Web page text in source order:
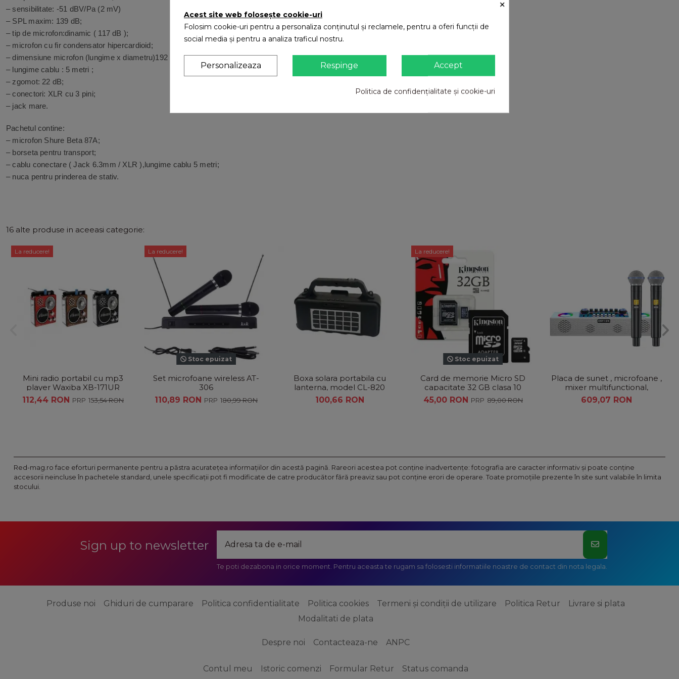
– sensibilitate: -51 dBV/Pa (2 mV)
– SPL maxim: 139 dB;
– tip de microfon:dinamic ( 117 dB );
– microfon cu fir condensator hipercardioid;
– dimensiune microfon (lungime x diametru)192 X 51 mm;
– lungime cablu : 5 metri ;
– zgomot: 22 dB;
– conectori: XLR cu 3 pini;
– jack mare.
Pachetul contine:
– microfon Shure Beta 87A;
– borseta pentru transport;
– cablu conectare ( Jack 6.3mm / XLR ),lungime cablu 5 metri;
– nuca pentru prinderea de stativ.
16 alte produse in aceeasi categorie:
La reducere!
Mini radio portabil cu mp3
player Waxiba XB-171UR
112,44 RON
153,54 RON
La reducere!
Stoc epuizat
Set microfoane wireless AT-
306
110,89 RON
180,99 RON
Boxa solara portabila cu
lanterna, model CL-820
100,66 RON
La reducere!
Stoc epuizat
Card de memorie Micro SD
capacitate 32 GB clasa 10
UHS-I, 80 MBs cu adaptor
45,00 RON 89,00 RON
Placa de sunet , microfoane ,
mixer multifunctional,
bluetooth
609,07 RON
Red-mag.ro face eforturi permanente pentru a păstra acurateţea informaţiilor din acestă pagină. Rareori acestea pot conţine inadvertenţe: fotografia are caracter informativ şi poate conţine
accesorii neincluse în pachetele standard, unele specificaţii pot fi modificate de catre producător fără preaviz sau pot conţine erori de operare. Toate promoţiile prezente în site sunt valabile în limita
stocului.
Sign up to newsletter
Te poti dezabona in orice moment. Pentru aceasta te rugam sa folosesti informatiile noastre de contact din nota legala.
Produse noi Ghiduri de cumparare Politica confidentialitate Politica cookies Termeni și condiții de utilizare Politica Retur
Livrare si plata
Modalitati de plata
Despre noi Contacteaza-ne ANPC
Contul meu Istoric comenzi Formular Retur Status comanda
×
Acest site web folosește cookie-uri
Folosim cookie-uri pentru a personaliza conținutul și reclamele, pentru a oferi funcții de
social media și pentru a analiza traficul nostru.
Personalizeaza Respinge Accept
Politica de confidențialitate și cookie-uri